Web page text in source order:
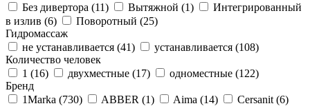
Без дивертора (11) Вытяжной (1)
Интегрированный
в излив (6) Поворотный (25)
Гидромассаж
не устанавливается (41) устанавливается (108)
Количество человек
1 (16) двухместные (17) одноместные (122)
Бренд
1Marka (730) ABBER (1) Aima (14) Cersanit (6)